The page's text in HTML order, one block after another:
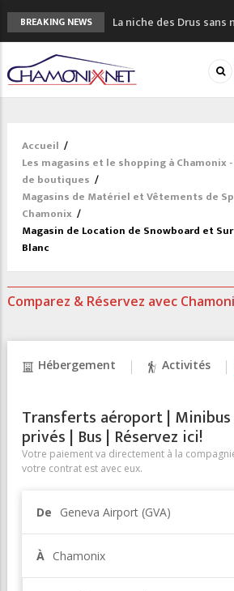
BREAKING NEWS
La niche des Drus sans
sécheresse en haute
3 bonnes raisons pour
Musée du Mont-Blanc
Accidents en
à pied à Chamonix
Accueil /
Les magasins et le shopping à Chamonix
de boutiques /
Magasins de Matériel et Vêtements de
Chamonix /
Magasin de Location de Snowboard et
Blanc
Comparez & Réservez avec
Hébergement Activités
Transferts aéroport |
privés | Bus | Réservez ici!
Votre paiement va directement à la
votre contrat est avec eux.
De Geneva Airport (GVA)
À Chamonix